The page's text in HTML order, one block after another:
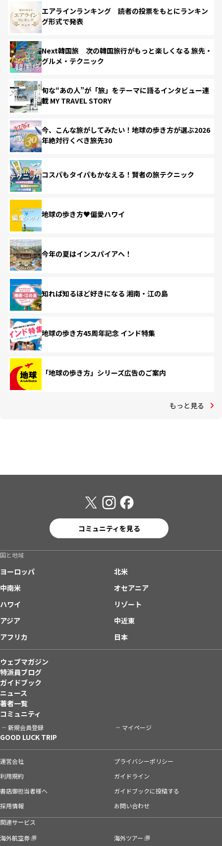
エアラインランキング 読者の投票をもとにランキン
グ形式で発表
Next韓国旅 次の韓国旅行がもっと楽しくなる 旅先・
グルメ・テクニック
旬な“あの人”が「旅」をテーマに語るインタビュー連
載 MY TRAVEL STORY
今、こんな旅がしてみたい！地球の歩き方が選ぶ2026
年絶対行くべき旅先30
コスパもタイパもかなえる！賢者の旅テクニック
地球の歩き方♥偏愛ハワイ
今年の夏はインスパイアへ！
知れば知るほど好きになる 湘南・江の島
地球の歩き方45周年記念 インド特集
「地球の歩き方」シリーズ広告のご案内
もっと見る
コミュニティを見る
国と地域
ヨーロッパ
北米
中南米
オセアニア
ハワイ
リゾート
アジア
中近東
アフリカ
日本
ウェブマガジン
特派員ブログ
ガイドブック
ニュース
著者一覧
コミュニティ
新規会員登録 マイページ
GOOD LUCK TRIP
運営会社
プライバシーポリシー
利用規約
ガイドライン
書店御担当者様へ
ガイドブックに投稿する
採用情報
お問い合わせ
関連サービス
海外航空券
海外ツアー